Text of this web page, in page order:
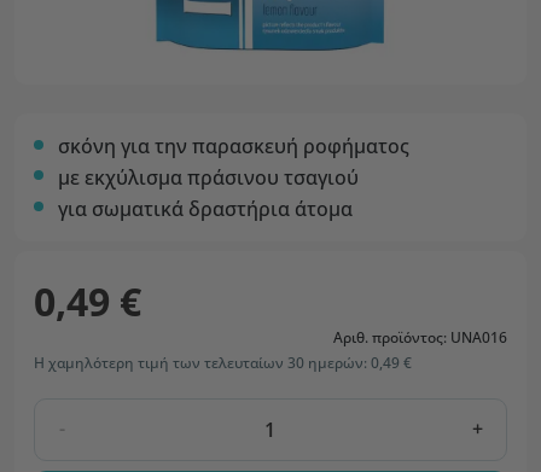
σκόνη για την παρασκευή ροφήματος
με εκχύλισμα πράσινου τσαγιού
για σωματικά δραστήρια άτομα
0,49 €
Αριθ. προϊόντος: UNA016
Η χαμηλότερη τιμή των τελευταίων 30 ημερών: 0,49 €
- +